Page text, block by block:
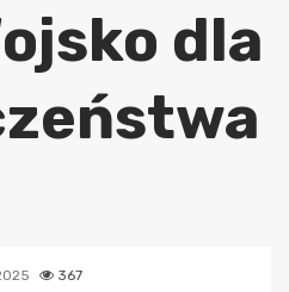
dla
367